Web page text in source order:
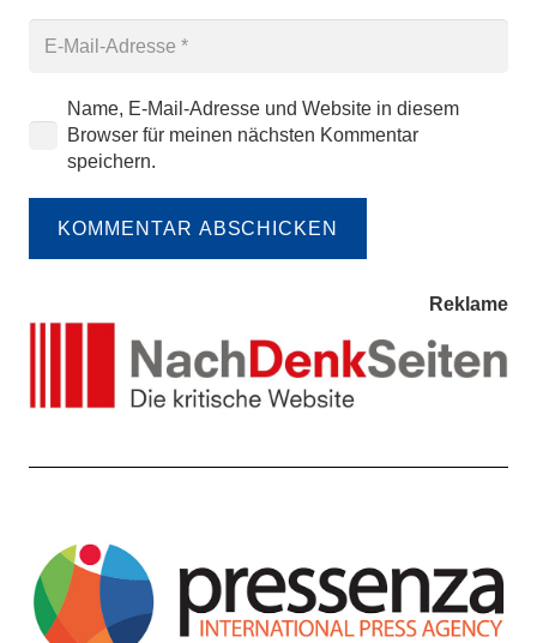
Name, E-Mail-Adresse und Website in diesem
Browser für meinen nächsten Kommentar
speichern.
KOMMENTAR ABSCHICKEN
Reklame